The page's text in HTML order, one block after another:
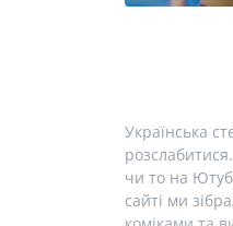
Українська
чи то на
сайті ми